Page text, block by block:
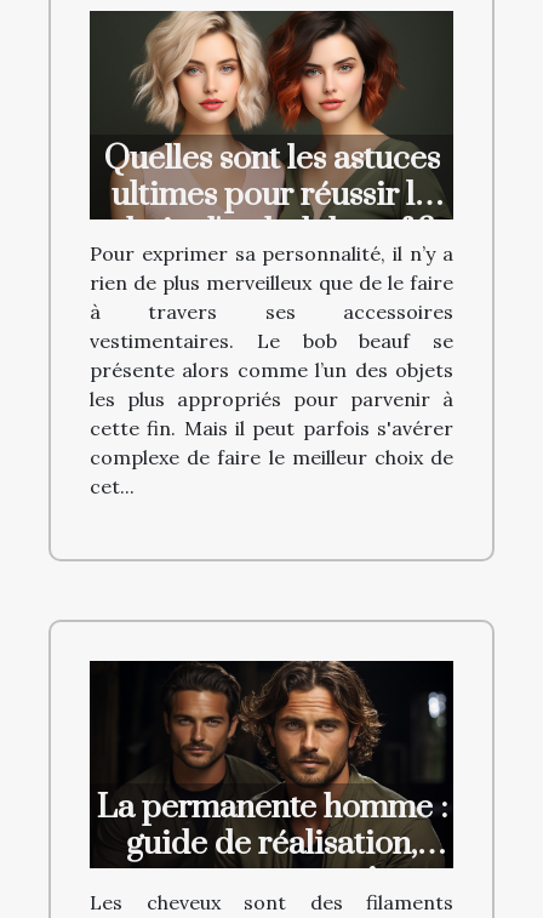
Quelles sont les astuces
ultimes pour réussir le
choix d'un bob beauf ?
Pour exprimer sa personnalité, il n’y a
rien de plus merveilleux que de le faire
à travers ses accessoires
vestimentaires. Le bob beauf se
présente alors comme l’un des objets
les plus appropriés pour parvenir à
cette fin. Mais il peut parfois s'avérer
complexe de faire le meilleur choix de
cet...
La permanente homme :
guide de réalisation,
avantages et prix
Les cheveux sont des filaments